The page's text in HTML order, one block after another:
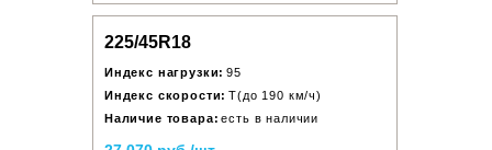
225/45R18
Индекс нагрузки: 95
Индекс скорости: T(до 190 км/ч)
Наличие товара: есть в наличии